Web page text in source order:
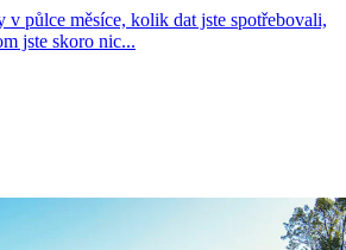
půlce měsíce, kolik dat jste spotřebovali,
jste skoro nic...